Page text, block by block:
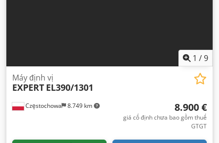
1 /9
Częstochowa 8.749 km
Máy định vị
EXPERT EL390/1301
8.900 €
giá cố định chưa bao gồm thuế
GTGT